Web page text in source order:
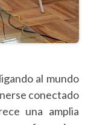
al mundo
conectado
una amplia